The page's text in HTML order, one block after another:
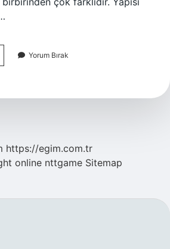
Yorum Bırak
https://egim.com.tr
online nttgame Sitemap